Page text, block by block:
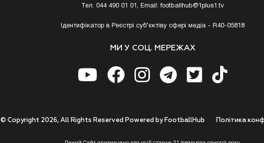
Тел. 044 490 01 01, Email:footballhub@1plus1.tv
Ідентифікатор в Реєстрі суб’єктіву сфері медіа - R40-05818
МИ У СОЦ. МЕРЕЖАХ
Полiтика
© Copyright 2026, All Rights Reserved Powered by FootballHub